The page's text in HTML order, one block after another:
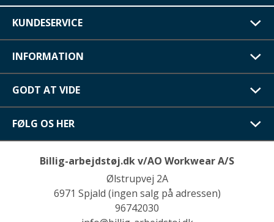
KUNDESERVICE
INFORMATION
GODT AT VIDE
FØLG OS HER
Billig-arbejdstøj.dk v/AO Workwear A/S
Ølstrupvej 2A
6971 Spjald (ingen salg på adressen)
96742030